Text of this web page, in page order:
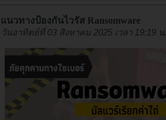
แนวทางป้องกันไวรัส Ransomware
วันอาทิตย์ที่ 03 สิงหาคม 2025 เวลา 19:19 น.